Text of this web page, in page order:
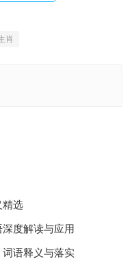
肖
精选
度解读与应用
语释义与落实